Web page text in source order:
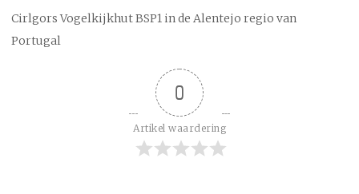
Cirlgors Vogelkijkhut BSP1 in de Alentejo regio van
Portugal
0
Artikel waardering